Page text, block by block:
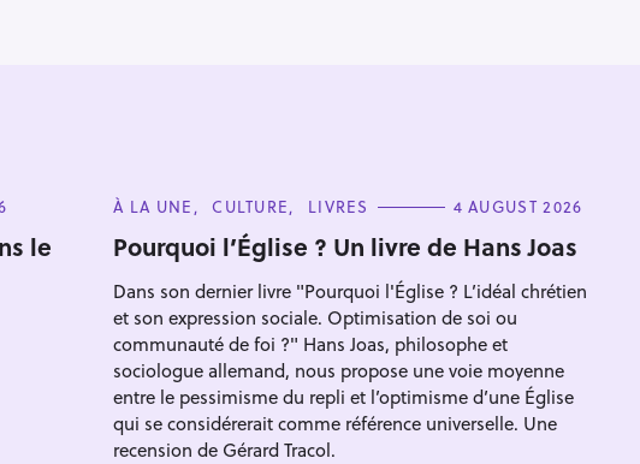
le
C
T
E
O
R
I
E
S
À LA UNE CULTURE LIVRES 4 AUGUST 2026
Pourquoi l’Église ? Un livre de Hans Joas
Dans son dernier livre "Pourquoi l'Église ? L’idéal chrétien
et son expression sociale. Optimisation de soi ou
communauté de foi ?" Hans Joas, philosophe et
sociologue allemand, nous propose une voie moyenne
entre le pessimisme du repli et l’optimisme d’une Église
qui se considérerait comme référence universelle. Une
recension de Gérard Tracol.